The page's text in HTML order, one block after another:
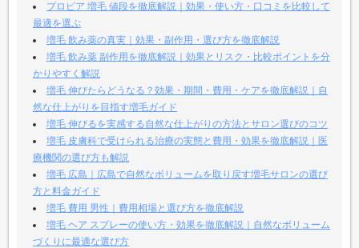
プロピア 増毛 値段を徹底解説｜効果・使い方・口コミを比較して
最適を選ぶ
増毛 飲み薬の真実｜効果・副作用・選び方を徹底解説
増毛 飲み薬 副作用を徹底解説｜効果とリスク・比較ポイントを分
かりやすく解説
増毛 伸びたらどうなる？効果・期間・費用・ケアを徹底解説｜自
然な仕上がりを目指す増毛ガイド
増毛 伸びるを実感する自然な仕上がりの方法とサロン選びのコツ
増毛 皮膚科で受けられる治療の実態と費用・効果を徹底解説｜医
療機関の選び方も解説
増毛 広島｜広島で自然なボリュームを取り戻す増毛サロンの選び
方と料金ガイド
増毛 費用 男性｜費用相場と選び方を徹底解説
増毛 ヘア スプレーの使い方・効果を徹底解説｜自然なボリューム
づくりに最適な選び方